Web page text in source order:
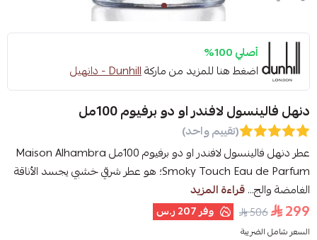
أصلي 100%
اضغط هنا للمزيد من ماركةDunhill - دانهيل
دنهل فالينسول لافندر او دو برفيوم 100مل
(تقييم واحد)
عطر دنهل فالينسول لافندر او دو برفيوم 100مل Maison Alhambra
Smoky Touch Eau de Parfum؛ هو عطر شرقي خشبي يجسد الأناقة
الغامضة والج...قراءة المزيد
299
506 وفر207 ر.س
السعر شامل الضريبة